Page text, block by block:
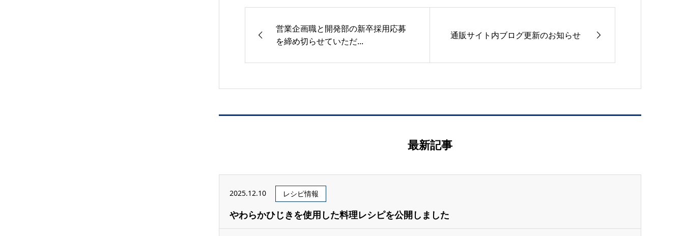
営業企画職と開発部の新卒採用応募
を締め切らせていただ...
通販サイト内ブログ更新のお知らせ
最新記事
2025.12.10 レシピ情報
やわらかひじきを使用した料理レシピを公開しました